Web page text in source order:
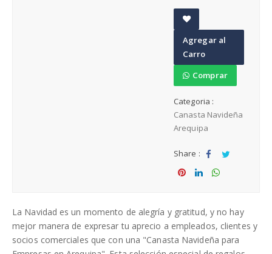
d
d
t
o
W
is
h
st
Agregar al
Carro
Comprar
Categoria :
Canasta Navideña
Arequipa
Share :
Sha Tw
La Navidad es un momento de alegría y gratitud, y no hay
mejor manera de expresar tu aprecio a empleados, clientes y
socios comerciales que con una "Canasta Navideña para